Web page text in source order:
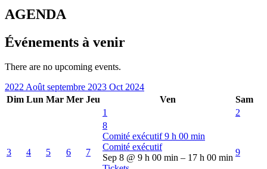
AGENDA
Événements à venir
There are no upcoming events.
2022Aoûtseptembre 2023 Oct2024
Dim Lun Mar Mer Jeu Ven
Sam
1
2
3 4 5 6 7
8
Comité exécutif9 h 00 min
Comité exécutif
Sep 8 @ 9 h 00 min – 17 h 00 min
9